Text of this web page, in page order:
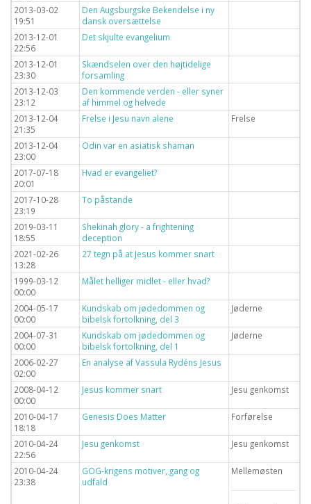
2013-03-02
19:51
Den Augsburgske Bekendelse i ny
dansk oversættelse
2013-12-01
22:56
Det skjulte evangelium
2013-12-01
23:30
Skændselen over den højtidelige
forsamling
2013-12-03
23:12
Den kommende verden - eller syner
af himmel og helvede
2013-12-04
21:35
Frelse i Jesu navn alene Frelse
2013-12-04
23:00
Odin var en asiatisk shaman
2017-07-18
20:01
Hvad er evangeliet?
2017-10-28
23:19
To påstande
2019-03-11
18:55
Shekinah glory - a frightening
deception
2021-02-26
13:28
27 tegn på at Jesus kommer snart
1999-03-12
00:00
Målet helliger midlet - eller hvad?
2004-05-17
00:00
Kundskab om jødedommen og
bibelsk fortolkning, del 3
Jøderne
2004-07-31
00:00
Kundskab om jødedommen og
bibelsk fortolkning, del 1
Jøderne
2006-02-27
02:00
En analyse af Vassula Rydéns Jesus
2008-04-12
00:00
Jesus kommer snart Jesu genkomst
2010-04-17
18:18
Genesis Does Matter Forførelse
2010-04-24
22:56
Jesu genkomst Jesu genkomst
2010-04-24
23:38
GOG-krigens motiver, gang og
udfald
Mellemøsten